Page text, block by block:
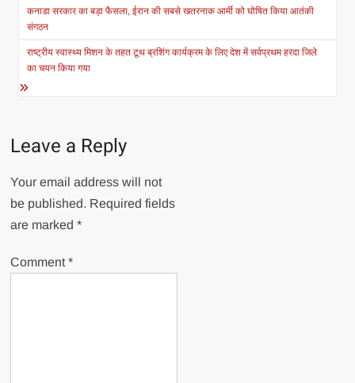
navigation
कनाडा सरकार का बड़ा फैसला, ईरान की सबसे खतरनाक आर्मी को घोषित किया आतंकी
संगठन
राष्ट्रीय स्वास्थ्य मिशन के तहत टूथ ब्रशिंग कार्यक्रम के लिए देश में सर्वप्रथम हरदा जिले
का चयन किया गया
Leave a Reply
Your email address will not
be published. Required fields
are marked*
Comment*